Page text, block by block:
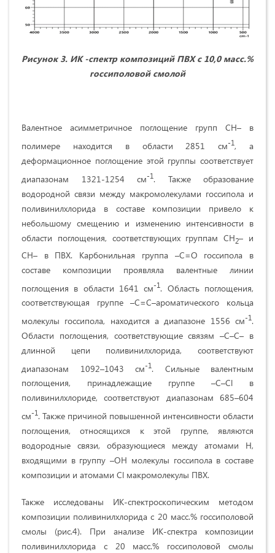
Рисунок 3. ИК -спектр композиций ПВХ с 10,0 масс.%
госсиполовой смолой
Валентное асимметричное поглощение групп CH– в
полимере находится в области 2851 см-1, а
деформационное поглощение этой группы соответствует
диапазонам 1321-1254 см-1. Также образование
водородной связи между макромолекулами госсипола и
поливинилхлорида в составе композиции привело к
небольшому смещению и изменению интенсивности в
области поглощения, соответствующих группам СН2– и
СН– в ПВХ. Карбонильная группа –C=O госсипола в
составе композиции проявляла валентные линии
поглощения в области 1641 см-1. Область поглощения,
соответствующая группе –C=C–ароматического кольца
молекулы госсипола, находится а диапазоне 1556 см-1.
Области поглощения, соответствующие связям –C–C– в
длинной цепи поливинилхлорида, соответствуют
диапазонам 1092–1043 см-1. Сильные валентным
поглощения, принадлежащие группе –C–Cl в
поливинилхлориде, соответствуют диапазонам 685–604
см-1. Также причиной повышенной интенсивности области
поглощения, относящихся к этой группе, являются
водородные связи, образующиеся между атомами H,
входящими в группу –OH молекулы госсипола в составе
композиции и атомами Cl макромолекулы ПВХ.
Также исследованы ИК-спектроскопическим методом
композиции поливинилхлорида с 20 масс.% госсиполовой
смолы (рис.4). При анализе ИК-спектра композиции
поливинилхлорида с 20 масс.% госсиполовой смолы